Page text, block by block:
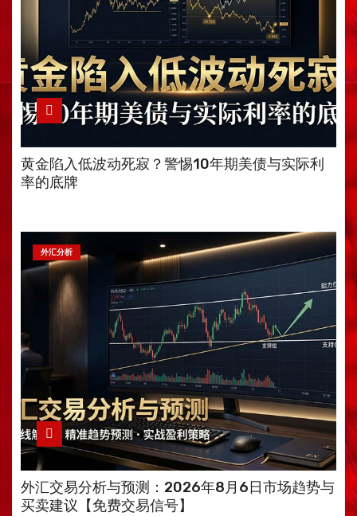
黄金陷入低波动死寂？警惕10年期美债与实际利
率的底牌
外汇分析
外汇交易分析与预测：2026年8月6日市场趋势与
买卖建议【免费交易信号】